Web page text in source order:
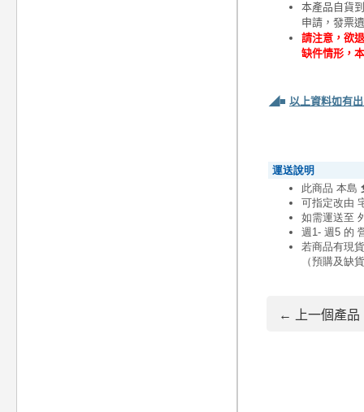
本產品自貨
申請，發票
請注意，欲
缺件情形，
◢■ 以上資料如有
← 上一個產品